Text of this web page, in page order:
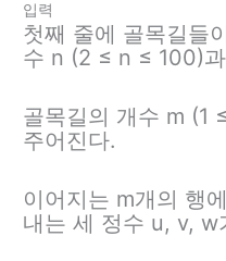
입력
첫째 줄에 골목길들
수 n (2 ≤ n ≤ 100)과
골목길의 개수 m (1
주어진다.
이어지는 m개의 행
내는 세 정수 u, v, w